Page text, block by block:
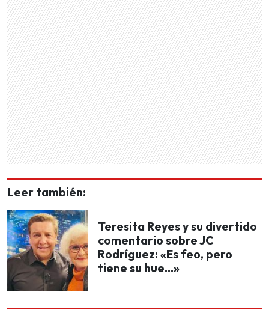
Leer también:
Teresita Reyes y su divertido
comentario sobre JC
Rodríguez: «Es feo, pero
tiene su hue…»